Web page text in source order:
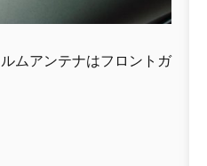
ムアンテナはフロントガ